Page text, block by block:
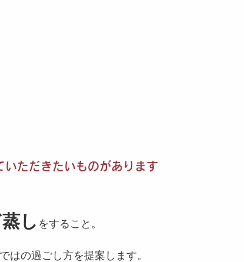
ただきたいものがあります
し をすること。
はの過ごし方を提案します。